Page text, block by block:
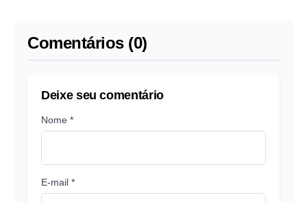
Comentários (0)
Deixe seu comentário
Nome *
E-mail *